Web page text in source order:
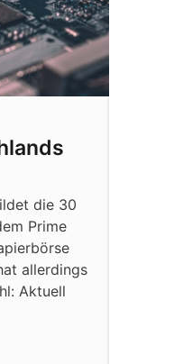
die 30
Prime
allerdings
Aktuell